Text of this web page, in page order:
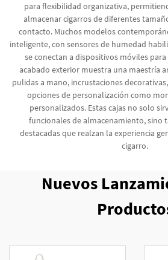
para flexibilidad organizativa,
almacenar cigarros de diferentes
contacto. Muchos modelos
inteligente, con sensores de humedad
se conectan a dispositivos móviles
acabado exterior muestra una maestría
pulidas a mano, incrustaciones
opciones de personalización como
personalizados. Estas cajas no solo
funcionales de almacenamiento, sino
destacadas que realzan la experiencia
cigarro.
Nuevos